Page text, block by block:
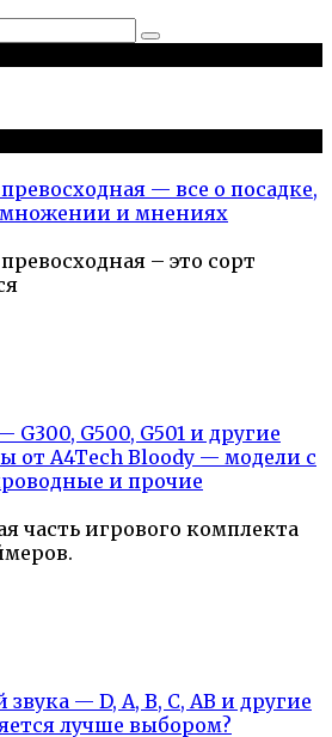
— все о посадке,
и мнениях
– это сорт
G500, G501 и другие
от A4Tech Bloody — модели с
и прочие
часть игрового комплекта
— D, A, B, C, AB и другие
лучше выбором?